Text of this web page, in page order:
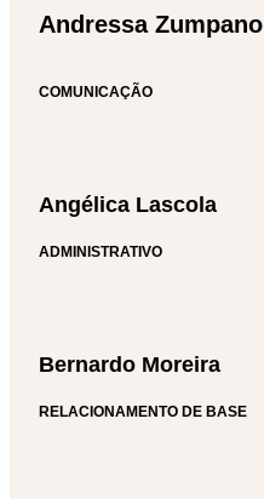
Andressa Zumpano
COMUNICAÇÃO
Angélica Lascola
ADMINISTRATIVO
Bernardo Moreira
RELACIONAMENTO DE BASE